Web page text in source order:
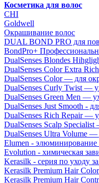
Косметика для волос
CHI
Goldwell
Окрашивание волос
DUAL BOND PRO для
BondPro+
DualSenses Blondes
DualSenses Color Extra
DualSenses Color — для
DualSenses Curly Twist —
DualSenses Green Men —
DualSenses Just Smooth -
DualSenses Rich Repair —
DualSenses Scalp
DualSenses Ultra Volume
Elumen - элюминирование
Evolution - химическая
Kerasilk - серия по уходу
Kerasilk Premium Hair
Kerasilk Premium Hair